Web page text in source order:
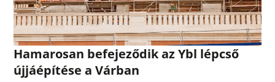
Hamarosan befejeződik az Ybl lépcső
újjáépítése a Várban